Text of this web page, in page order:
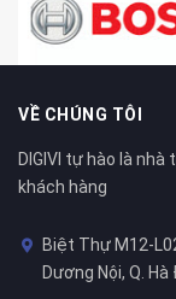
VỀ CHÚNG TÔI
DIGIVI tự hào là
khách hàng
Biệt Thự M12-
Dương Nội, Q. Hà